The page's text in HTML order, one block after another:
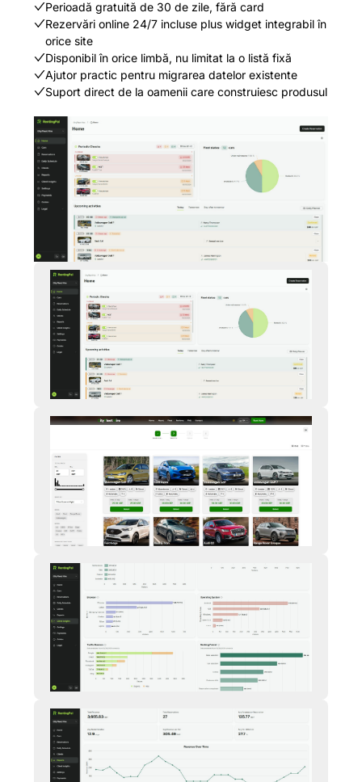
Perioadă gratuită de 30 de zile, fără card
Rezervări online 24/7 incluse plus widget integrabil în
orice site
Disponibil în orice limbă, nu limitat la o listă fixă
Ajutor practic pentru migrarea datelor existente
Suport direct de la oamenii care construiesc produsul